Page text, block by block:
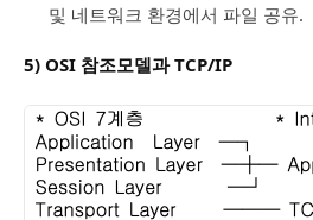
및 네트워크 환경에서 파일 공유.
5) OSI 참조모델과 TCP/IP